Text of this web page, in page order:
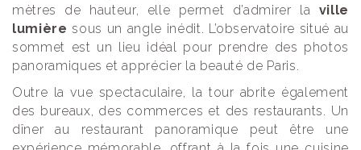
mètres de hauteur, elle permet d’admirer la ville
lumière sous un angle inédit. L’observatoire situé au
sommet est un lieu idéal pour prendre des photos
panoramiques et apprécier la beauté de Paris.
Outre la vue spectaculaire, la tour abrite également
des bureaux, des commerces et des restaurants. Un
dîner au restaurant panoramique peut être une